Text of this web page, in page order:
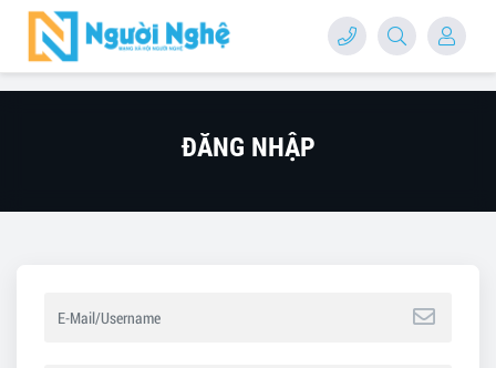
ĐĂNG NHẬP